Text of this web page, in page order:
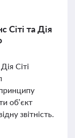
та Дія
Сіті
об’єкт
звітність.